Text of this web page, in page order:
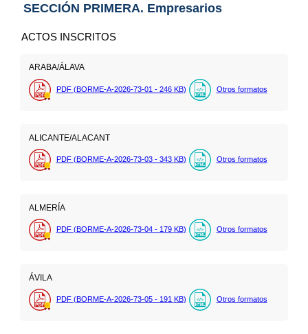
SECCIÓN PRIMERA. Empresarios
ACTOS INSCRITOS
ARABA/ÁLAVA
PDF (BORME-A-2026-73-01 - 246 KB) Otros formatos
ALICANTE/ALACANT
PDF (BORME-A-2026-73-03 - 343 KB) Otros formatos
ALMERÍA
PDF (BORME-A-2026-73-04 - 179 KB) Otros formatos
ÁVILA
PDF (BORME-A-2026-73-05 - 191 KB) Otros formatos